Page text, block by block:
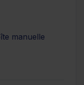
manuelle